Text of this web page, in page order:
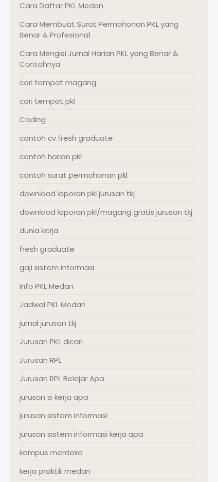
Cara Daftar PKL Medan
Cara Membuat Surat Permohonan PKL yang
Benar & Profesional
Cara Mengisi Jurnal Harian PKL yang Benar &
Contohnya
cari tempat magang
cari tempat pkl
Coding
contoh cv fresh graduate
contoh harian pkl
contoh surat permohonan pkl
download laporan pkl jurusan tkj
download laporan pkl/magang gratis jurusan tkj
dunia kerja
fresh graduate
gaji sistem informasi
Info PKL Medan
Jadwal PKL Medan
jurnal jurusan tkj
Jurusan PKL dicari
Jurusan RPL
Jurusan RPL Belajar Apa
jurusan si kerja apa
jurusan sistem informasi
jurusan sistem informasi kerja apa
kampus merdeka
kerja praktik medan